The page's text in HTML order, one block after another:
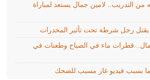
من التدريب.. لامين جمال يستعد لمباراة
رجل شرطة تحت تأثير المخدرات
قطرات ماء في الصباح وطعنات في
بسبب فيديو غاز مسبب للضحك